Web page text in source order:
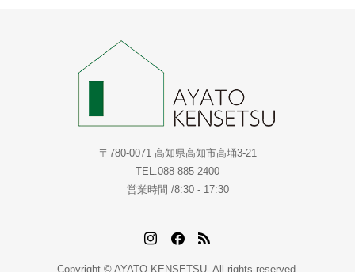
〒780-0071 高知県高知市高埇3-21
TEL.088-885-2400
営業時間 /8:30 - 17:30
Copyright © AYATO KENSETSU. All rights reserved.